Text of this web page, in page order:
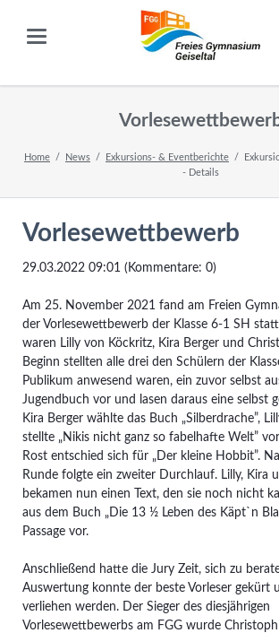
Home News Exkursions- & Eventberichte
- Details
Vorlesewettbewerb
29.03.2022 09:01 (Kommentare: 0)
Am 25. November 2021 fand am Freien
der Vorlesewettbewerb der Klasse 6-1 SH
waren Lilly von Köckritz, Kira Berger und
Beginn stellten alle drei den Schülern der
Publikum anwesend waren, ein zuvor selbst
Jugendbuch vor und lasen daraus eine selbst
Kira Berger wählte das Buch „Silberdrache”,
stellte „Nikis nicht ganz so fabelhafte Welt”
Rost entschied sich für „Der kleine Hobbit”.
Runde folgte ein zweiter Durchlauf. Lilly, Kira
bekamen nun einen Text, den sie noch nicht
aus dem Buch „Die 13 ½ Leben des Käpt`n
Passage vor.
Anschließend hatte die Jury Zeit, sich zu
Auswertung konnte der beste Vorleser gekürt
verliehen werden. Der Sieger des diesjährigen
Vorlesewettbewerbs am FGG wurde